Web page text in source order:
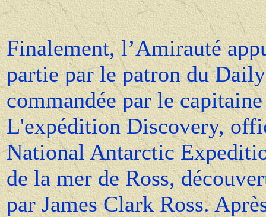
Finalement, l’Amirauté
partie par le patron du
commandée par le
L'expédition Discovery,
National Antarctic
de la mer de Ross,
par James Clark Ross.